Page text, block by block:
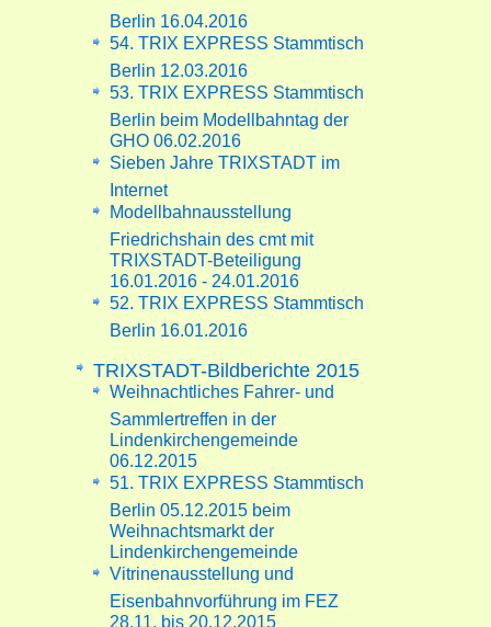
Berlin 16.04.2016
54. TRIX EXPRESS Stammtisch
Berlin 12.03.2016
53. TRIX EXPRESS Stammtisch
Berlin beim Modellbahntag der
GHO 06.02.2016
Sieben Jahre TRIXSTADT im
Internet
Modellbahnausstellung
Friedrichshain des cmt mit
TRIXSTADT-Beteiligung
16.01.2016 - 24.01.2016
52. TRIX EXPRESS Stammtisch
Berlin 16.01.2016
TRIXSTADT-Bildberichte 2015
Weihnachtliches Fahrer- und
Sammlertreffen in der
Lindenkirchengemeinde
06.12.2015
51. TRIX EXPRESS Stammtisch
Berlin 05.12.2015 beim
Weihnachtsmarkt der
Lindenkirchengemeinde
Vitrinenausstellung und
Eisenbahnvorführung im FEZ
28.11. bis 20.12.2015